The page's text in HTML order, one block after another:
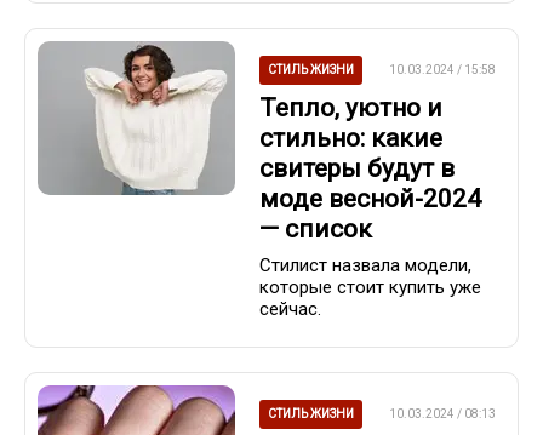
СТИЛЬ ЖИЗНИ 10.03.2024 / 15:58
Тепло, уютно и
стильно: какие
свитеры будут в
моде весной-2024
— список
Стилист назвала модели,
которые стоит купить уже
сейчас.
СТИЛЬ ЖИЗНИ 10.03.2024 / 08:13